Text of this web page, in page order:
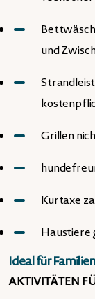
und
Grillen
Kurtaxe
Haustiere
Ideal für
AKTIVITÄTEN